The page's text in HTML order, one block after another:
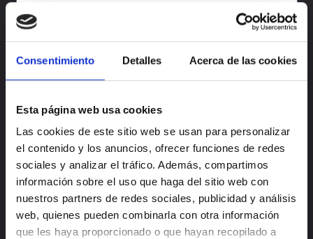
Consentimiento Detalles Acerca de las cookies
Esta página web usa cookies
Las cookies de este sitio web se usan para personalizar
el contenido y los anuncios, ofrecer funciones de redes
sociales y analizar el tráfico. Además, compartimos
información sobre el uso que haga del sitio web con
nuestros partners de redes sociales, publicidad y análisis
web, quienes pueden combinarla con otra información
que les haya proporcionado o que hayan recopilado a
Acepto lapolítica de privacidad
Acepto recibir novedades deNectali